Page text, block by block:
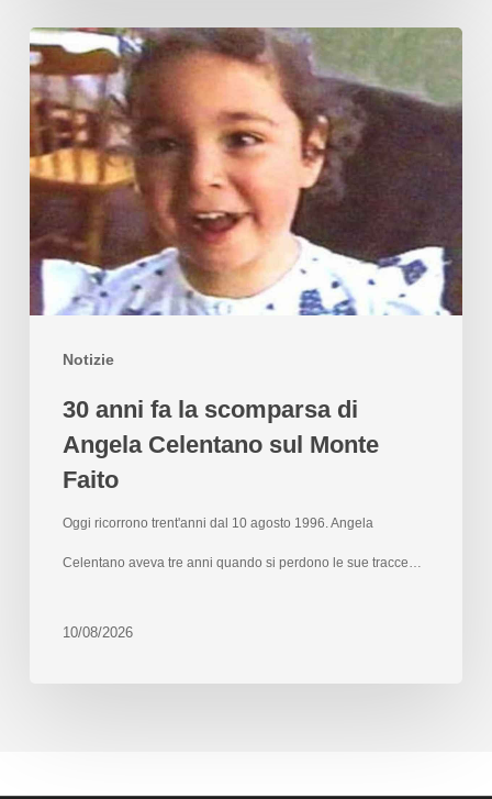
Notizie
30 anni fa la scomparsa di
Angela Celentano sul Monte
Faito
Oggi ricorrono trent'anni dal 10 agosto 1996. Angela
Celentano aveva tre anni quando si perdono le sue tracce…
10/08/2026